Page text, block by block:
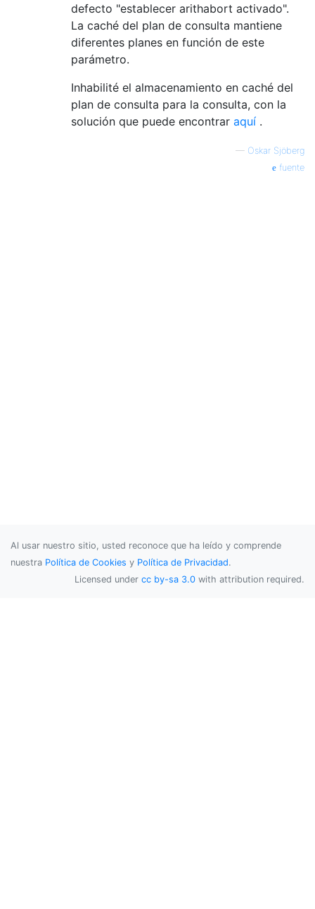
defecto "establecer arithabort activado".
La caché del plan de consulta mantiene
diferentes planes en función de este
parámetro.
Inhabilité el almacenamiento en caché del
plan de consulta para la consulta, con la
solución que puede encontrar aquí .
— Oskar Sjöberg
fuente
Al usar nuestro sitio, usted reconoce que ha leído y comprende
nuestra Política de Cookies y Política de Privacidad.
Licensed under cc by-sa 3.0 with attribution required.